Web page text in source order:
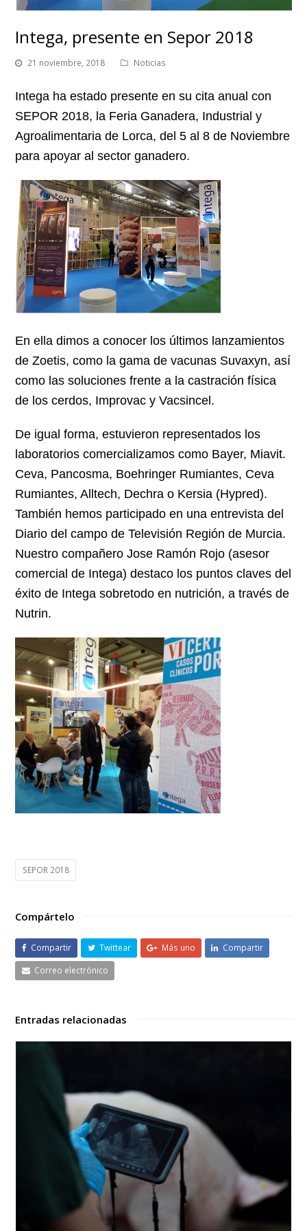
Intega, presente en Sepor 2018
21 noviembre, 2018 Noticias
Intega ha estado presente en su cita anual con
SEPOR 2018, la Feria Ganadera, Industrial y
Agroalimentaria de Lorca, del 5 al 8 de Noviembre
para apoyar al sector ganadero.
En ella dimos a conocer los últimos lanzamientos
de Zoetis, como la gama de vacunas Suvaxyn, así
como las soluciones frente a la castración física
de los cerdos, Improvac y Vacsincel.
De igual forma, estuvieron representados los
laboratorios comercializamos como Bayer, Miavit.
Ceva, Pancosma, Boehringer Rumiantes, Ceva
Rumiantes, Alltech, Dechra o Kersia (Hypred).
También hemos participado en una entrevista del
Diario del campo de Televisión Región de Murcia.
Nuestro compañero Jose Ramón Rojo (asesor
comercial de Intega) destaco los puntos claves del
éxito de Intega sobretodo en nutrición, a través de
Nutrin.
SEPOR 2018
Compártelo
Compartir Twittear Más uno
Compartir
Correo electrónico
Entradas relacionadas